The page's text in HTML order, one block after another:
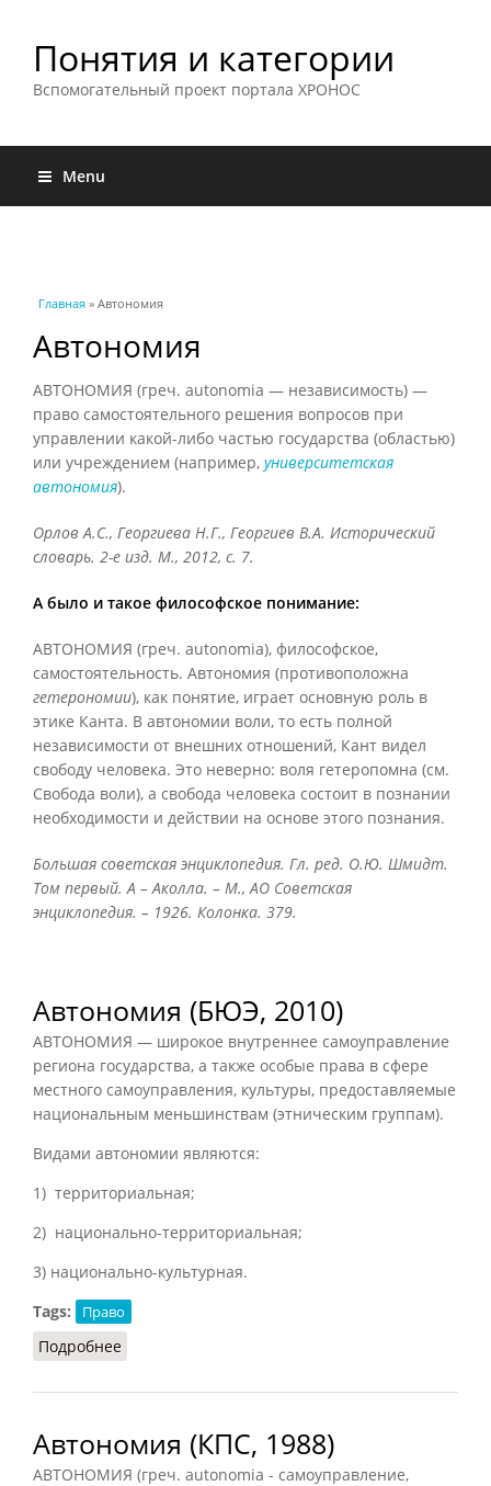
Понятия и категории
Вспомогательный проект портала ХРОНОС
Menu
Вы здесь
Главная » Автономия
Автономия
АВТОНОМИЯ (греч. autonomia — независимость) —
право самостоятельного решения вопросов при
управлении какой-либо частью государства (областью)
или учреждением (например, университетская
автономия).
Орлов А.С., Георгиева Н.Г., Георгиев В.А. Исторический
словарь. 2-е изд. М., 2012, с. 7.
А было и такое философское понимание:
АВТОНОМИЯ (греч. autonomia), философское,
самостоятельность. Автономия (противоположна
гетерономии), как понятие, играет основную роль в
этике Канта. В автономии воли, то есть полной
независимости от внешних отношений, Кант видел
свободу человека. Это неверно: воля гетеропомна (см.
Свобода воли), a свобода человека состоит в познании
необходимости и действии на основе этого познания.
Большая советская энциклопедия. Гл. ред. О.Ю. Шмидт.
Том первый. А – Аколла. – М., АО Советская
энциклопедия. – 1926. Колонка. 379.
Автономия (БЮЭ, 2010)
АВТОНОМИЯ — широкое внутреннее самоуправление
региона государства, а также особые права в сфере
местного самоуправления, культуры, предоставляемые
национальным меньшинствам (этническим группам).
Видами автономии являются:
1) территориальная;
2) национально-территориальная;
3) национально-культурная.
Tags:
Право
Подробнее
Автономия (КПС, 1988)
АВТОНОМИЯ (греч. autonomia - самоуправление,